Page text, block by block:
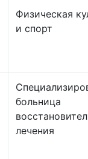
Физическая
и спорт
больница
лечения